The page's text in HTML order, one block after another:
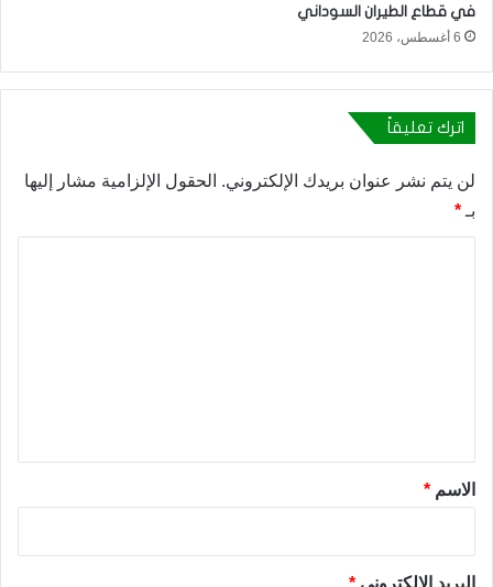
في قطاع الطيران السوداني
6 أغسطس، 2026
اترك تعليقاً
لن يتم نشر عنوان بريدك الإلكتروني. الحقول الإلزامية مشار إليها
بـ *
*الاسم *
البريد الإلكتروني *